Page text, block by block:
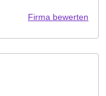
Firma bewerten